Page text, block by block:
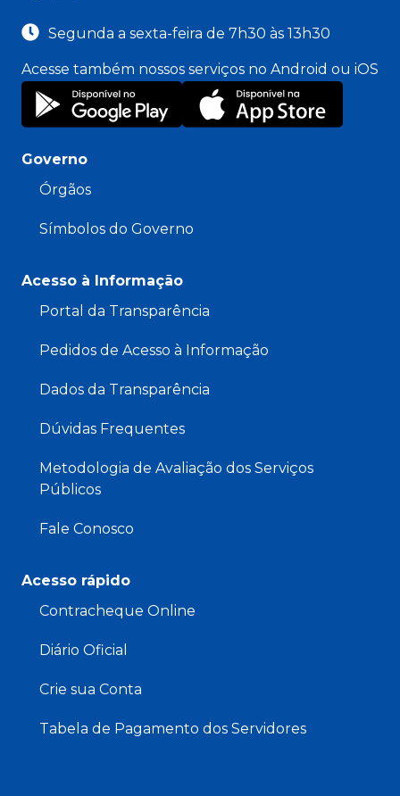
Segunda a sexta-feira de 7h30 às 13h30
Acesse também nossos serviços no Android ou iOS
Governo
Órgãos
Símbolos do Governo
Acesso à Informação
Portal da Transparência
Pedidos de Acesso à Informação
Dados da Transparência
Dúvidas Frequentes
Metodologia de Avaliação dos Serviços
Públicos
Fale Conosco
Acesso rápido
Contracheque Online
Diário Oficial
Crie sua Conta
Tabela de Pagamento dos Servidores